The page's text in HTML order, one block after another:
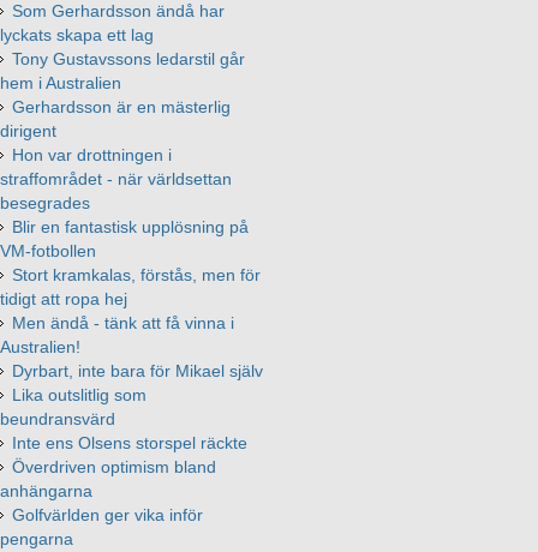
Som Gerhardsson ändå har
lyckats skapa ett lag
Tony Gustavssons ledarstil går
hem i Australien
Gerhardsson är en mästerlig
dirigent
Hon var drottningen i
straffområdet - när världsettan
besegrades
Blir en fantastisk upplösning på
VM-fotbollen
Stort kramkalas, förstås, men för
tidigt att ropa hej
Men ändå - tänk att få vinna i
Australien!
Dyrbart, inte bara för Mikael själv
Lika outslitlig som
beundransvärd
Inte ens Olsens storspel räckte
Överdriven optimism bland
anhängarna
Golfvärlden ger vika inför
pengarna